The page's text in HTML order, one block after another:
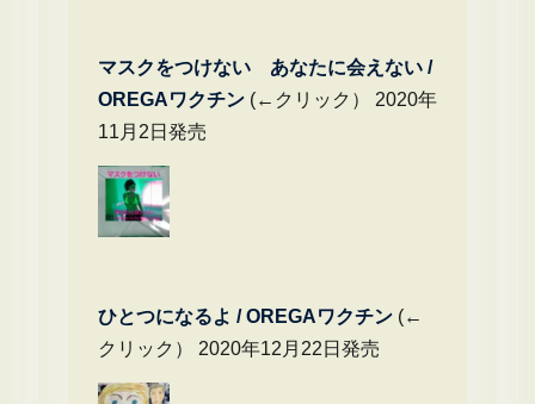
マスクをつけない あなたに会えない /
OREGAワクチン(←クリック） 2020年
11月2日発売
ひとつになるよ / OREGAワクチン(←
クリック） 2020年12月22日発売